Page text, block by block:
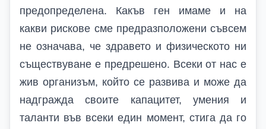
предопределена. Какъв ген имаме и на
какви рискове сме предразположени съвсем
не означава, че здравето и физическото ни
съществуване е предрешено. Всеки от нас е
жив организъм, който се развива и може да
надгражда своите капацитет, умения и
таланти във всеки един момент, стига да го